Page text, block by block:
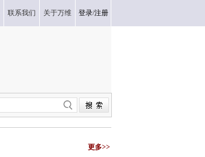
联系我们 关于万维 登录/注册
更多>>